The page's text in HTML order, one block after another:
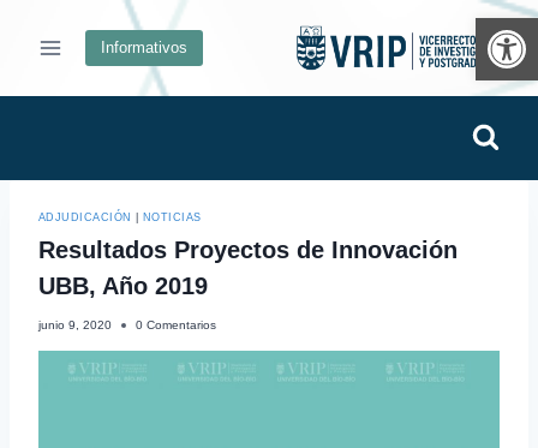
Informativos
ADJUDICACIÓN NOTICIAS
Resultados Proyectos de Innovación
UBB, Año 2019
junio 9, 2020 0 Comentarios